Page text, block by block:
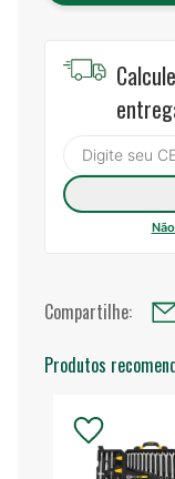
Compartilhe:
Produtos